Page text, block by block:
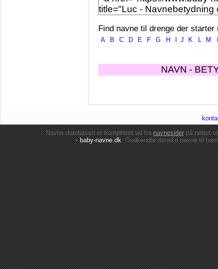
Find navne til drenge der starter
A B C D E F G H J K L M
NAVN -
Navne-databasen er kompileret ud franavnesiderpå nettet
•baby-navne.dk: Godkendte danskenavne til børn